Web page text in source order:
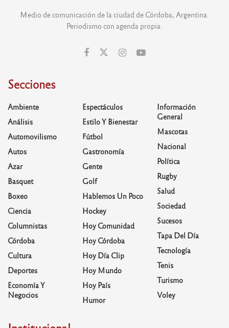
Medio de comunicación de la ciudad de Córdoba, Argentina.
Periodismo con agenda propia.
Secciones
Ambiente
Análisis
Automovilismo
Autos
Azar
Basquet
Boxeo
Ciencia
Columnistas
Córdoba
Cultura
Deportes
Economía Y
Negocios
Espectáculos
Estilo Y Bienestar
Fútbol
Gastronomía
Gente
Golf
Hablemos Un Poco
Hockey
Hoy Comunidad
Hoy Córdoba
Hoy Día Clip
Hoy Mundo
Hoy País
Humor
Información
General
Mascotas
Nacional
Política
Rugby
Salud
Sociedad
Sucesos
Tapa Del Día
Tecnología
Tenis
Turismo
Voley